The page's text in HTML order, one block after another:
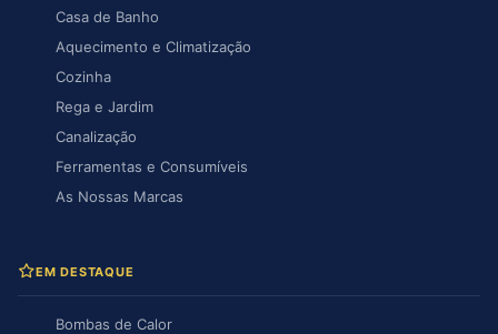
Casa de Banho
Aquecimento e Climatização
Cozinha
Rega e Jardim
Canalização
Ferramentas e Consumíveis
As Nossas Marcas
EM DESTAQUE
Bombas de Calor